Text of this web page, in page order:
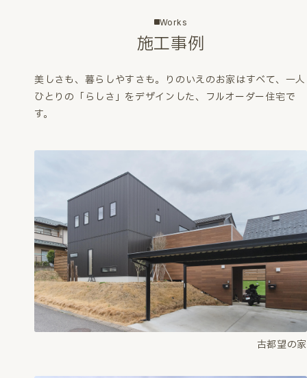
Works
施工事例
美しさも、暮らしやすさも。
りのいえのお家はすべて、一人
ひとりの「らしさ」をデザインした、フルオーダー住宅で
す。
古都望の家